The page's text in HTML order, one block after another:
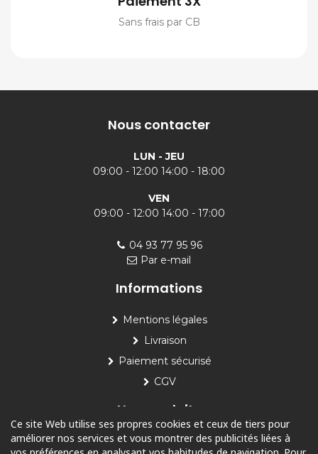
Sans frais par CB
Nous contacter
LUN - JEU
09:00 - 12:00 14:00 - 18:00
VEN
09:00 - 12:00 14:00 - 17:00
04 93 77 95 96
Par e-mail
Informations
Mentions légales
Livraison
Paiement sécurisé
CGV
Nos produits
Piscine
Ce site Web utilise ses propres cookies et ceux de tiers pour
améliorer nos services et vous montrer des publicités liées à